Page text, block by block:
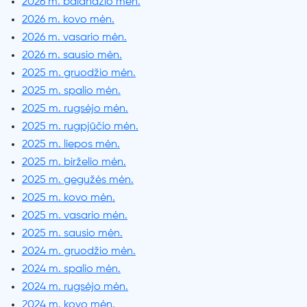
2026 m. kovo mėn.
2026 m. vasario mėn.
2026 m. sausio mėn.
2025 m. gruodžio mėn.
2025 m. spalio mėn.
2025 m. rugsėjo mėn.
2025 m. rugpjūčio mėn.
2025 m. liepos mėn.
2025 m. birželio mėn.
2025 m. gegužės mėn.
2025 m. kovo mėn.
2025 m. vasario mėn.
2025 m. sausio mėn.
2024 m. gruodžio mėn.
2024 m. spalio mėn.
2024 m. rugsėjo mėn.